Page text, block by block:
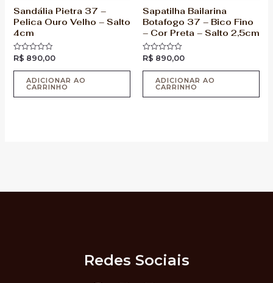
Sandália Pietra 37 –
Pelica Ouro Velho – Salto
4cm
Avaliação
de
R$ 890,00
ADICIONAR AO
CARRINHO
Sapatilha Bailarina
Botafogo 37 – Bico Fino
– Cor Preta – Salto 2,5cm
Avaliação
de
R$ 890,00
ADICIONAR AO
CARRINHO
Redes Sociais